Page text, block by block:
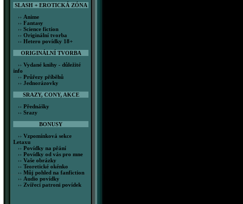
SLASH + EROTICKÁ ZÓNA
›› Anime
›› Fantasy
›› Science fiction
›› Originální tvorba
›› Hetero povídky 18+
ORIGINÁLNÍ TVORBA
›› Vydané knihy - důležité
info
›› Průřezy příběhů
›› Jednorázovky
SRAZY, CONY, AKCE
›› Přednášky
›› Srazy
BONUSY
›› Vzpomínková sekce
Letaxu
›› Povídky na přání
›› Povídky od vás pro mne
›› Vaše obrázky
›› Teoretické okénko
›› Můj pohled na fanfiction
›› Audio povídky
›› Zvířecí patroni povídek